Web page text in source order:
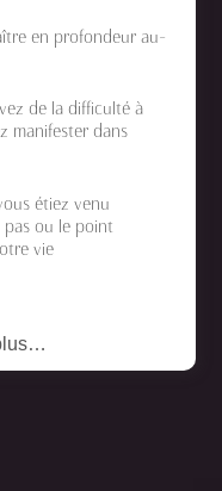
en profondeur au-
de la difficulté à
manifester dans
étiez venu
ou le point
vie